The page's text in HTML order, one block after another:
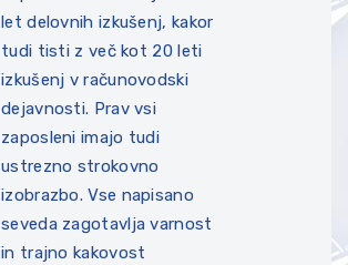
let delovnih izkušenj, kakor
tudi tisti z več kot 20 leti
izkušenj v računovodski
dejavnosti. Prav vsi
zaposleni imajo tudi
ustrezno strokovno
izobrazbo. Vse napisano
seveda zagotavlja varnost
in trajno kakovost